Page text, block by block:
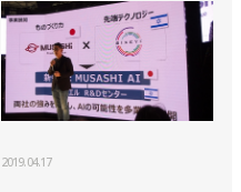
2019.04.17